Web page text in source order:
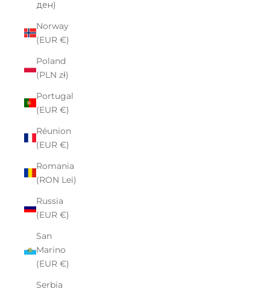
ден)
Norway
(EUR €)
Poland
(PLN zł)
Portugal
(EUR €)
Réunion
(EUR €)
Romania
(RON Lei)
Russia
(EUR €)
San
Marino
(EUR €)
Serbia